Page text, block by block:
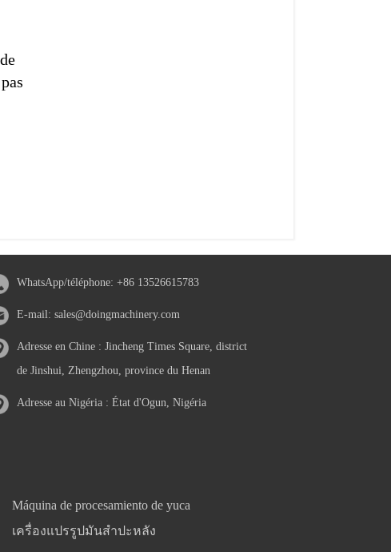
WhatsApp/téléphone: +86 13526615783
E-mail: sales@doingmachinery.com
Adresse en Chine : Jincheng Times Square, district
de Jinshui, Zhengzhou, province du Henan
Adresse au Nigéria : État d'Ogun, Nigéria
Máquina de procesamiento de yuca
เครื่องแปรรูปมันสำปะหลัง